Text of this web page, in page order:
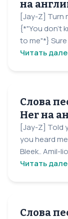
на
[Jay-Z] Turn
{*"You don't
to me"*} Sure
Читать
Слова
Her на
[Jay-Z] Told
you heard
Bleek.. Amil-
Читать
Слова